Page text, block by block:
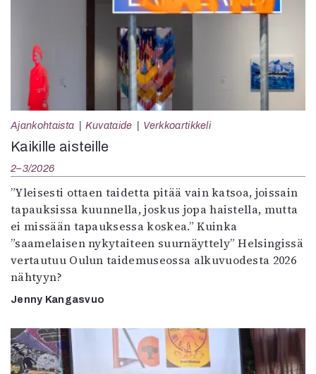
Ajankohtaista Kuvataide Verkkoartikkeli
Kaikille aisteille
2–3/2026
”Yleisesti ottaen taidetta pitää vain katsoa, joissain
tapauksissa kuunnella, joskus jopa haistella, mutta
ei missään tapauksessa koskea.” Kuinka
”saamelaisen nykytaiteen suurnäyttely” Helsingissä
vertautuu Oulun taidemuseossa alkuvuodesta 2026
nähtyyn?
Jenny Kangasvuo